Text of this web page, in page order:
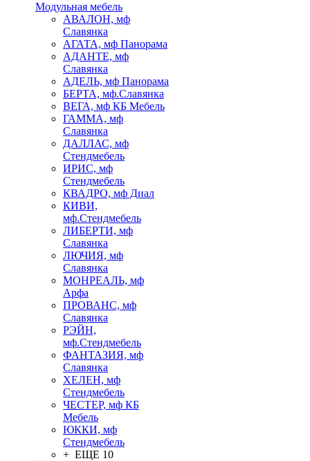
Модульная мебель
АВАЛОН, мф
Славянка
АГАТА, мф Панорама
АДАНТЕ, мф
Славянка
АДЕЛЬ, мф Панорама
БЕРТА, мф.Славянка
ВЕГА, мф КБ Мебель
ГАММА, мф
Славянка
ДАЛЛАС, мф
Стендмебель
ИРИС, мф
Стендмебель
КВАДРО, мф Диал
КИВИ,
мф.Стендмебель
ЛИБЕРТИ, мф
Славянка
ЛЮЧИЯ, мф
Славянка
МОНРЕАЛЬ, мф
Арфа
ПРОВАНС, мф
Славянка
РЭЙН,
мф.Стендмебель
ФАНТАЗИЯ, мф
Славянка
ХЕЛЕН, мф
Стендмебель
ЧЕСТЕР, мф КБ
Мебель
ЮККИ, мф
Стендмебель
+ ЕЩЕ 10